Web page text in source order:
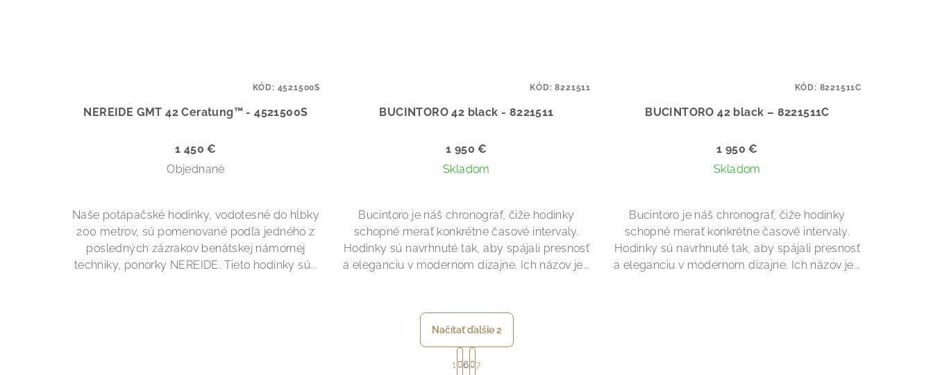
NEREIDE GMT 42 Ceratung™ - 4521500S
1 450 €
Objednané
Naše potápačské hodinky, vodotesné do hĺbky
200 metrov, sú pomenované podľa jedného z
posledných zázrakov benátskej námornej
techniky, ponorky NEREIDE. Tieto hodinky sú...
KÓD: 4521500S
BUCINTORO 42 black - 8221511
1 950 €
Skladom
Bucintoro je náš chronograf, čiže hodinky
schopné merať konkrétne časové intervaly.
Hodinky sú navrhnuté tak, aby spájali presnosť
a eleganciu v modernom dizajne. Ich názov je...
KÓD:8221511
BUCINTORO 42 black – 8221511C
1 950 €
Skladom
Bucintoro je náš chronograf, čiže hodinky
schopné merať konkrétne časové intervaly.
Hodinky sú navrhnuté tak, aby spájali presnosť
a eleganciu v modernom dizajne. Ich názov je...
KÓD: 8221511C
Načítať ďalšie 2
S
t
1 6 7